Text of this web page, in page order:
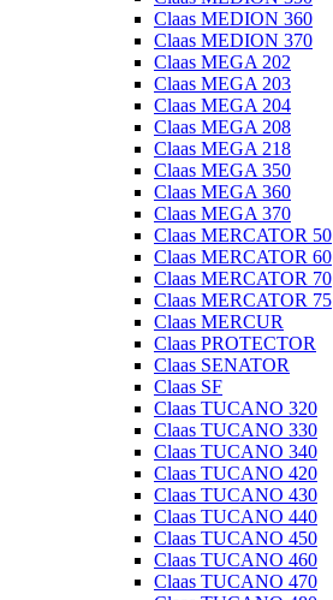
Claas MEDION 360
Claas MEDION 370
Claas MEGA 202
Claas MEGA 203
Claas MEGA 204
Claas MEGA 208
Claas MEGA 218
Claas MEGA 350
Claas MEGA 360
Claas MEGA 370
Claas MERCATOR 50
Claas MERCATOR 60
Claas MERCATOR 70
Claas MERCATOR 75
Claas MERCUR
Claas PROTECTOR
Claas SENATOR
Claas SF
Claas TUCANO 320
Claas TUCANO 330
Claas TUCANO 340
Claas TUCANO 420
Claas TUCANO 430
Claas TUCANO 440
Claas TUCANO 450
Claas TUCANO 460
Claas TUCANO 470